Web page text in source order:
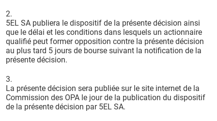
2.
5EL SA publiera le dispositif de la présente décision ainsi
que le délai et les conditions dans lesquels un actionnaire
qualifié peut former opposition contre la présente décision
au plus tard 5 jours de bourse suivant la notification de la
présente décision.
3.
La présente décision sera publiée sur le site internet de la
Commission des OPA le jour de la publication du dispositif
de la présente décision par 5EL SA.